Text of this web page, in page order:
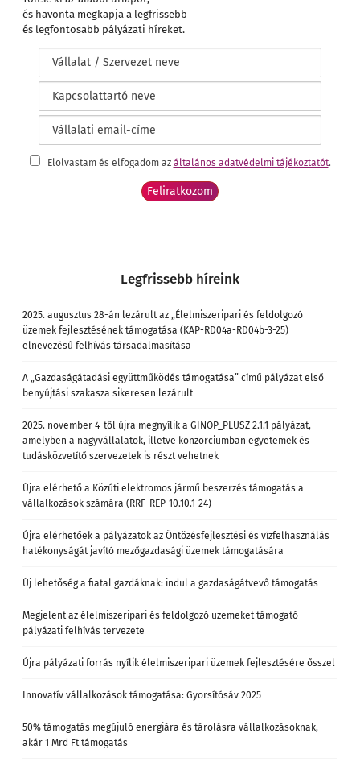
és havonta megkapja a legfrissebb
és legfontosabb pályázati híreket.
Elolvastam és elfogadom az általános adatvédelmi tájékoztatót.
Legfrissebb híreink
2025. augusztus 28-án lezárult az „Élelmiszeripari és feldolgozó
üzemek fejlesztésének támogatása (KAP-RD04a-RD04b-3-25)
elnevezésű felhívás társadalmasítása
A „Gazdaságátadási együttműködés támogatása” című pályázat első
benyújtási szakasza sikeresen lezárult
2025. november 4-től újra megnyílik a GINOP_PLUSZ-2.1.1 pályázat,
amelyben a nagyvállalatok, illetve konzorciumban egyetemek és
tudásközvetítő szervezetek is részt vehetnek
Újra elérhető a Közúti elektromos jármű beszerzés támogatás a
vállalkozások számára (RRF-REP-10.10.1-24)
Újra elérhetőek a pályázatok az Öntözésfejlesztési és vízfelhasználás
hatékonyságát javító mezőgazdasági üzemek támogatására
Új lehetőség a fiatal gazdáknak: indul a gazdaságátvevő támogatás
Megjelent az élelmiszeripari és feldolgozó üzemeket támogató
pályázati felhívás tervezete
Újra pályázati forrás nyílik élelmiszeripari üzemek fejlesztésére ősszel
Innovatív vállalkozások támogatása: Gyorsítósáv 2025
50% támogatás megújuló energiára és tárolásra vállalkozásoknak,
akár 1 Mrd Ft támogatás